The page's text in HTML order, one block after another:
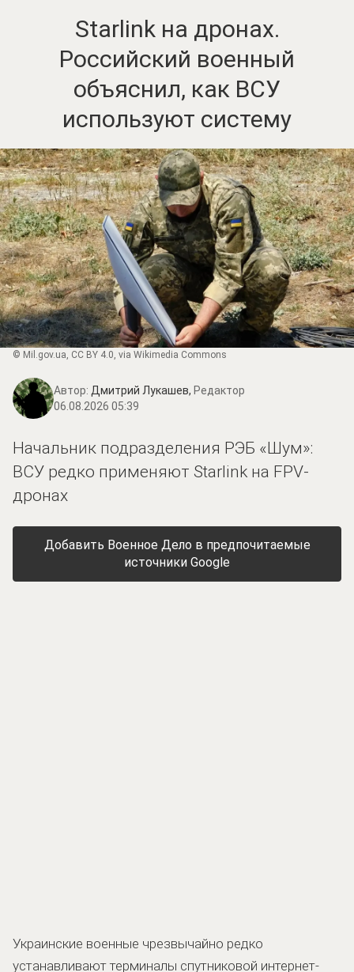
Starlink на дронах.
Российский военный
объяснил, как ВСУ
используют систему
© Mil.gov.ua, CC BY 4.0, via Wikimedia Commons
Автор: Дмитрий Лукашев, Редактор
06.08.2026 05:39
Начальник подразделения РЭБ «Шум»:
ВСУ редко применяют Starlink на FPV-
дронах
Добавить Военное Дело в предпочитаемые
источники Google
Украинские военные чрезвычайно редко
устанавливают терминалы спутниковой интернет-